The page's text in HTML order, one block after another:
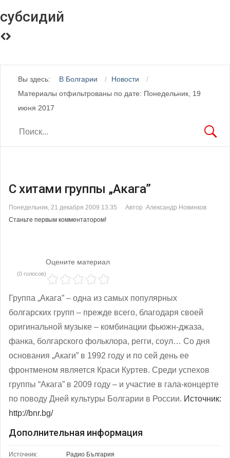
субсидий
Вы здесь: В Болгарии
Новости
Материалы отфильтрованы по дате: Понедельник, 19
июня 2017
С хитами группы „Акага”
Понедельник, 21 декабря 2009 13:35
Автор Александр Новинков
Станьте первым комментатором!
Оцените материал
(0 голосов)
Группа „Акага” – одна из самых популярных
болгарских групп – прежде всего, благодаря своей
оригинальной музыке – комбинации фьюжн-джаза,
фанка, болгарского фольклора, регги, соул… Со дня
основания „Акаги” в 1992 году и по сей день ее
фронтменом является Краси Куртев. Среди успехов
группы “Акага” в 2009 году – и участие в гала-концерте
по поводу Дней культуры Болгарии в России. Источник:
http://bnr.bg/
Дополнительная информация
Источник: Радио България